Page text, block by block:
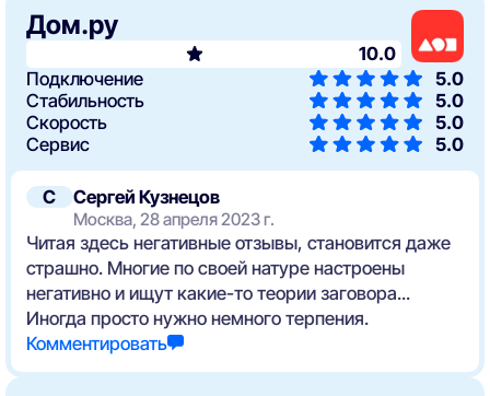
С Сергей Кузнецов
Москва, 28 апреля 2023 г.
Читая здесь негативные отзывы, становится даже
страшно. Многие по своей натуре настроены
негативно и ищут какие-то теории заговора...
Иногда просто нужно немного терпения.
Комментировать
Дом.ру
10.0
Подключение
5.0
Стабильность
5.0
Скорость
5.0
Сервис
5.0